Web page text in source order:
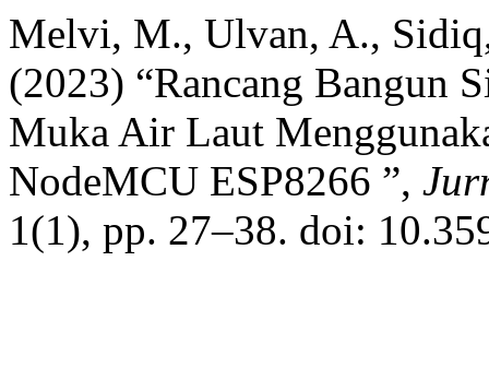
Melvi, M., Ulvan, A.,
(2023) “Rancang Bangun
Muka Air Laut
NodeMCU ESP8266 ”,
1(1), pp. 27–38. doi: